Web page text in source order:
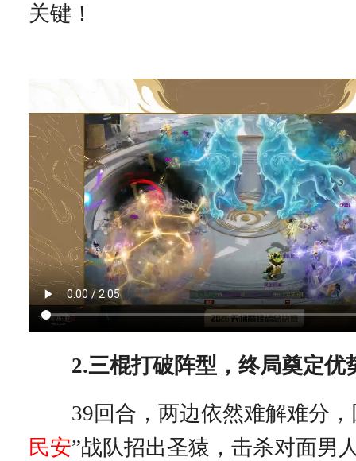
关键！
2.三棍打破阵型，终局奠定优
39回合，两边依然难解难分，
民安”战队招出圣猿，击杀对面男